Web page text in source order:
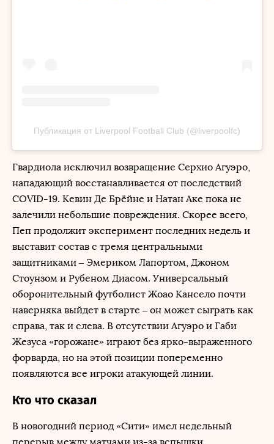
Публикация от Liverpool Football Club (@liverpoolfc)
Гвардиола исключил возвращение Серхио Агуэро,
нападающий восстанавливается от последствий
COVID-19. Кевин Де Брёйне и Натан Аке пока не
залечили небольшие повреждения. Скорее всего,
Пеп продолжит эксперимент последних недель и
выставит состав с тремя центральными
защитниками – Эмериком Лапортом, Джоном
Стоунзом и Рубеном Диасом. Универсальный
оборонительный футболист Жоао Кансело почти
наверняка выйдет в старте – он может сыграть как
справа, так и слева. В отсутствии Агуэро и Габи
Жезуса «горожане» играют без ярко-выраженного
форварда, но на этой позиции попеременно
появляются все игроки атакующей линии.
Кто что сказал
В новогодний период «Сити» имел недельный